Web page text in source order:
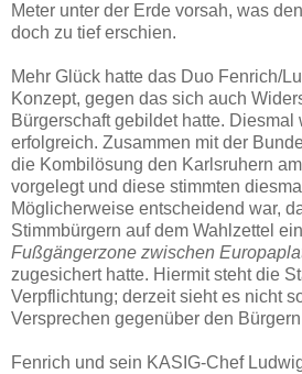
Meter unter der Erde vorsah, was
doch zu tief erschien.
Mehr Glück hatte das Duo Fenrich/
Konzept, gegen das sich auch
Bürgerschaft gebildet hatte. Diesmal
erfolgreich. Zusammen mit der
die Kombilösung den Karlsruhern
vorgelegt und diese stimmten
Möglicherweise entscheidend war,
Stimmbürgern auf dem Wahlzettel
Fußgängerzone zwischen
zugesichert hatte. Hiermit steht die
Verpflichtung; derzeit sieht es nicht
Versprechen gegenüber den
Fenrich und sein KASIG-Chef